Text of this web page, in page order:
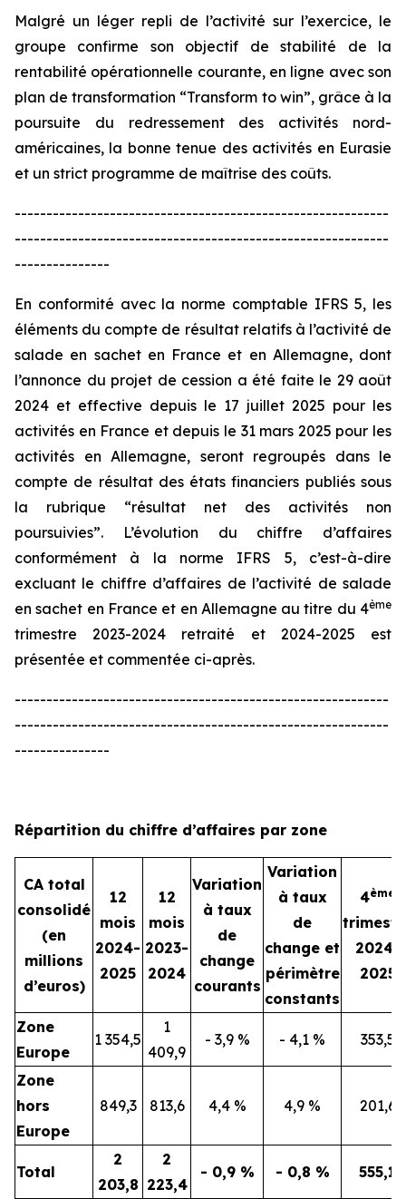
Malgré un léger repli de l’activité sur l’exercice, le
groupe confirme son objectif de stabilité de la
rentabilité opérationnelle courante, en ligne avec son
plan de transformation “Transform to win”, grâce à la
poursuite du redressement des activités nord-
américaines, la bonne tenue des activités en Eurasie
et un strict programme de maîtrise des coûts.
-----------------------------------------------------------
-----------------------------------------------------------
---------------
En conformité avec la norme comptable IFRS 5, les
éléments du compte de résultat relatifs à l’activité de
salade en sachet en France et en Allemagne, dont
l’annonce du projet de cession a été faite le 29 août
2024 et effective depuis le 17 juillet 2025 pour les
activités en France et depuis le 31 mars 2025 pour les
activités en Allemagne, seront regroupés dans le
compte de résultat des états financiers publiés sous
la rubrique “résultat net des activités non
poursuivies”. L’évolution du chiffre d’affaires
conformément à la norme IFRS 5, c’est-à-dire
excluant le chiffre d’affaires de l’activité de salade
en sachet en France et en Allemagne au titre du 4ème
trimestre 2023-2024 retraité et 2024-2025 est
présentée et commentée ci-après.
-----------------------------------------------------------
-----------------------------------------------------------
---------------
Répartition du chiffre d’affaires par zone
CA total
consolidé
(en
millions
d’euros)
12
mois
2024-
2025
12
mois
2023-
2024
Variation
à taux
de
change
courants
Variation
à taux
de
change et
périmètre
constants
4ème
2024-
2025
Zone
Europe
1 354,5
1
409,9
- 3,9 % - 4,1 % 353,5
Zone
hors
Europe
849,3 813,6 4,4 % 4,9 % 201,6
Total
2
203,8
2
223,4
- 0,9 % - 0,8 % 555,1